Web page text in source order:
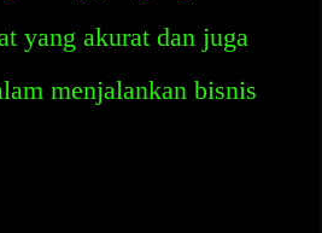
yang akurat dan juga
menjalankan bisnis